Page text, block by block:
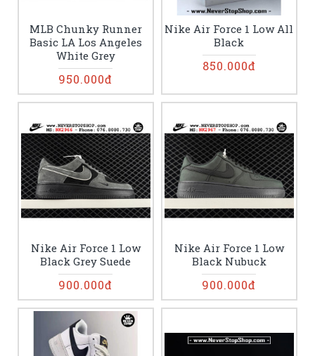
MLB Chunky Runner
Basic LA Los Angeles
White Grey
950.000đ
Nike Air Force 1 Low All
Black
850.000đ
Nike Air Force 1 Low
Black Grey Suede
900.000đ
Nike Air Force 1 Low
Black Nubuck
900.000đ